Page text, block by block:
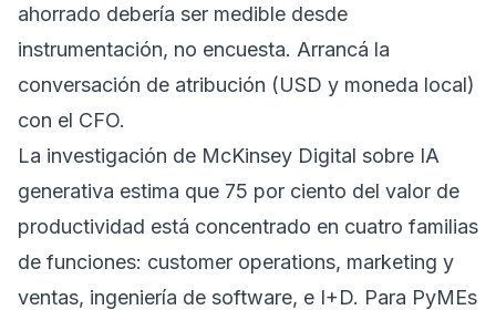
ahorrado debería ser medible desde
instrumentación, no encuesta. Arrancá la
conversación de atribución (USD y moneda local)
con el CFO.
La investigación de McKinsey Digital sobre IA
generativa estima que 75 por ciento del valor de
productividad está concentrado en cuatro familias
de funciones: customer operations, marketing y
ventas, ingeniería de software, e I+D. Para PyMEs